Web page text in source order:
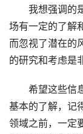
我想强调的
场有一定的了解
而忽视了潜在的
的研究和考虑是
希望这些信
基本的了解，记
领域之前，一定